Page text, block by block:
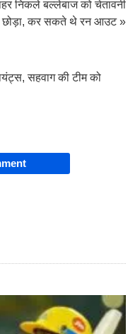
निकले बल्लेबाज को चेतावनी
छोड़ा, कर सकते थे रन आउट »
सहवाग की टीम को